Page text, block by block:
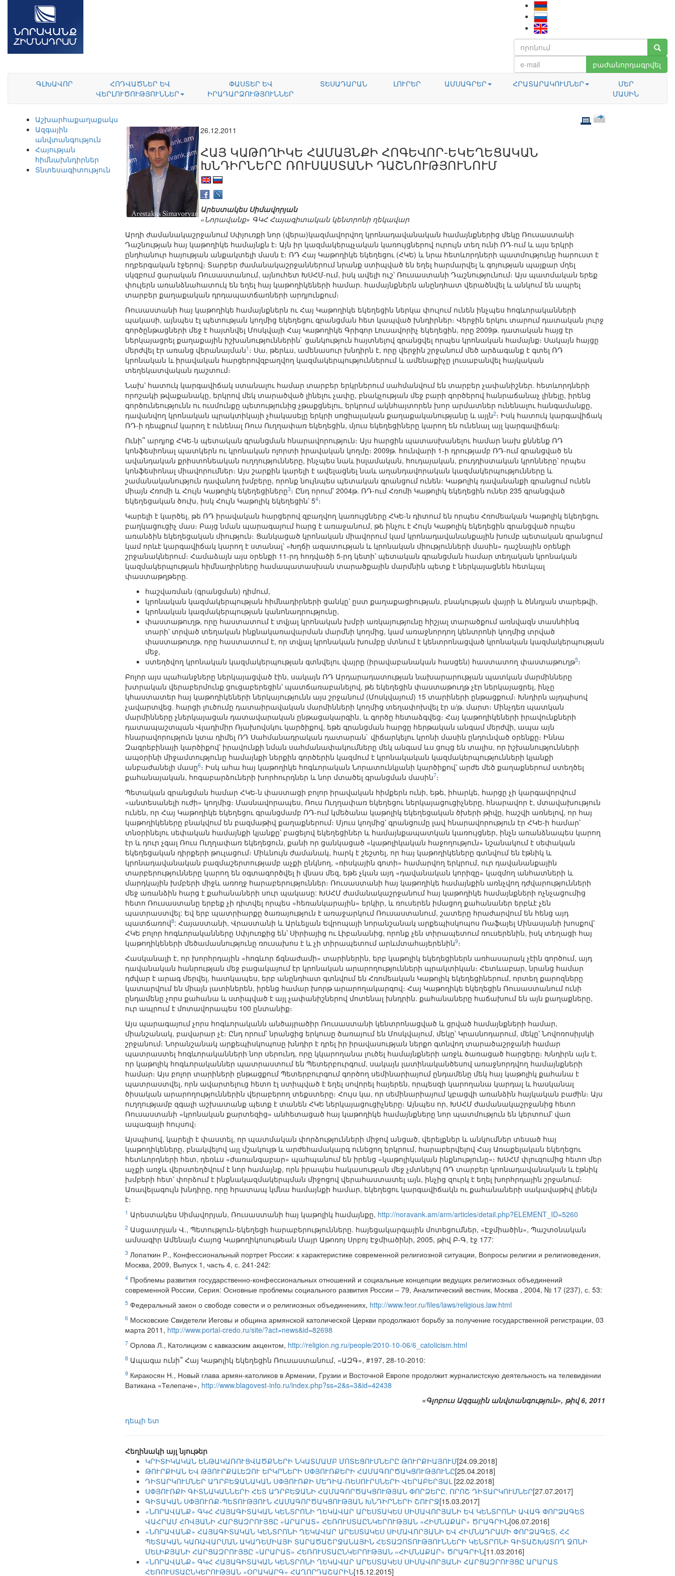
բաժանորդագրվել
ԳԼԽԱՎՈՐ
ՀՈԴՎԱԾՆԵՐ ԵՎ
ՎԵՐԼՈՒԾՈՒԹՅՈՒՆՆԵՐ
ՓԱՍՏԵՐ ԵՎ
ԻՐԱԴԱՐՁՈՒԹՅՈՒՆՆԵՐ
ՏԵՍԱԴԱՐԱՆ ԼՈՒՐԵՐ ԱՄՍԱԳՐԵՐ ՀՐԱՏԱՐԱԿՈՒՄՆԵՐ
ՄԵՐ
ՄԱՍԻՆ
Աշխարհաքաղաքականություն
Ազգային
անվտանգություն
Հայության
հիմնախնդիրներ
Տնտեսագիտություն
26.12.2011
ՀԱՅ ԿԱԹՈՂԻԿԵ ՀԱՄԱՅՆՔԻ ՀՈԳԵՎՈՐ-ԵԿԵՂԵՑԱԿԱՆ
ԽՆԴԻՐՆԵՐԸ ՌՈՒՍԱՍՏԱՆԻ ԴԱՇՆՈՒԹՅՈՒՆՈՒՄ
Արեստակես Սիմավորյան
«Նորավանք» ԳԿՀ Հայագիտական կենտրոնի ղեկավար
Արդի ժամանակաշրջանում Սփյուռքի նոր (վերա)կազմավորվող կրոնադավանական համայնքներից մեկը Ռուսաստանի
Դաշնության հայ կաթողիկե համայնքն է։ Այն իր կազմակերպչական կառույցներով ուրույն տեղ ունի ՌԴ-ում և այս երկրի
ընդհանուր հայության անքակտելի մասն է։ ՌԴ Հայ Կաթողիկե եկեղեցու (ՀԿԵ) և նրա հետևորդների պատմությունը հարուստ է
ողբերգական էջերով։ Տարբեր ժամանակաշրջաններում նրանք ստիպված են եղել հարմարվել և գոյության պայքար մղել
սկզբում ցարական Ռուսաստանում, այնուհետ ԽՍՀՄ-ում, իսկ ավելի ուշ՝ Ռուսաստանի Դաշնությունում։ Այս պատմական երեք
փուլերն առանձնահատուկ են եղել հայ կաթողիկեների համար. համայնքներն անընդհատ վերածնվել և անկում են ապրել
տարբեր քաղաքական դրդապատճառների արդյունքում։
Ռուսաստանի հայ կաթողիկե համայնքներն ու Հայ Կաթողիկե եկեղեցին ներկա փուլում ունեն ինչպես հոգևորականների
պակասի, այնպես էլ պետության կողմից եկեղեցու գրանցման հետ կապված խնդիրներ։ Վերջին երկու տարում դատական լուրջ
գործընթացների մեջ է հայտնվել Մոսկվայի Հայ Կաթողիկե Գրիգոր Լուսավորիչ եկեղեցին, որը 2009թ. դատական հայց էր
ներկայացրել քաղաքային իշխանություններին` ցանկություն հայտնելով գրանցվել որպես կրոնական համայնք։ Սակայն հայցը
մերժվել էր առանց վերանայման1 ։ Սա, թերևս, ամենասուր խնդիրն է, որը վերջին շրջանում մեծ արձագանք է գտել ՌԴ
կրոնական և իրավական հարցերովզբաղվող կազմակերպություններում և ամենաքիչը լուսաբանվել հայկական
տեղեկատվական դաշտում։
Նախ՝ հատուկ կարգավիճակ ստանալու համար տարբեր երկրներում սահմանվում են տարբեր չափանիշներ. հետևորդների
որոշակի թվաքանակը, երկրով մեկ տարածված լինելու չափը, բնակչության մեջ բարի գործերով հանրաճանաչ լինելը, իրենց
գործունեությունն ու ուսմունքը պետությունից չթաքցնելու, երկրում ակնհայտորեն խոր արմատներ ունենալու հանգամանքը,
դավանվող կրոնական պրակտիկայի չհակասելը երկրի սոցիալական քաղաքականությանը և այլն2։ Իսկ հատուկ կարգավիճակ
ՌԴ-ի դեպքում կարող է ունենալ Ռուս Ուղղափառ եկեղեցին, մյուս եկեղեցիները կարող են ունենալ այլ կարգավիճակ։
Ունի՞ արդյոք ՀԿԵ-ն պետական գրանցման հնարավորություն։ Այս հարցին պատասխանելու համար նախ քննենք ՌԴ
կոնֆեսիոնալ պատկերն ու կրոնական ոլորտի իրավական կողմը։ 2009թ. հունվարի 1-ի դրությամբ ՌԴ-ում գրանցված են
ավանդական քրիստոնեական ուղղությունները, ինչպես նաև իսլամական, հուդայական, բուդդիստական կրոնները՝ որպես
կոնֆեսիոնալ միավորումներ։ Այս շարքին կարելի է ավելացնել նաև աղանդավորական կազմակերպությունները և
շամանականություն դավանող խմբերը, որոնք նույնպես պետական գրանցում ունեն։ Կաթոլիկ դավանանքի գրանցում ունեն
միայն Հռոմի և Հույն Կաթոլիկ եկեղեցիները3։ Ընդ որում՝ 2004թ. ՌԴ-ում Հռոմի Կաթոլիկ եկեղեցին ուներ 235 գրանցված
եկեղեցական ծուխ, իսկ Հույն Կաթոլիկ եկեղեցին՝ 54։
Կարելի է կարծել, թե ՌԴ իրավական հարցերով զբաղվող կառույցները ՀԿԵ-ն դիտում են որպես Հռոմեական Կաթոլիկ եկեղեցու
բաղկացուցիչ մաս։ Բայց նման պարագայում հարց է առաջանում, թե ինչու է Հույն Կաթոլիկ եկեղեցին գրանցված որպես
առանձին եկեղեցական միություն։ Ցանկացած կրոնական միավորում կամ կրոնադավանանքային խումբ պետական գրանցում
կամ որևէ կարգավիճակ կարող է ստանալ՝ «Խղճի ազատության և կրոնական միությունների մասին» դաշնային օրենքի
շրջանակներում։ Համաձայն այս օրենքի 11-րդ հոդվածի 5-րդ կետի՝ պետական գրանցման համար տեղական կրոնական
կազմակերպության հիմնադիրները համապատասխան տարածքային մարմնին պետք է ներկայացնեն հետևյալ
փաստաթղթերը.
հաշվառման (գրանցման) դիմում,
կրոնական կազմակերպության հիմնադիրների ցանկը՝ ըստ քաղաքացիության, բնակության վայրի և ծննդյան տարեթվի,
կրոնական կազմակերպության կանոնադրությունը,
փաստաթուղթ, որը հաստատում է տվյալ կրոնական խմբի առկայությունը հիշյալ տարածքում առնվազն տասնհինգ
տարի՝ տրված տեղական ինքնակառավարման մարմնի կողմից, կամ առաջնորդող կենտրոնի կողմից տրված
փաստաթուղթ, որը հաստատում է, որ տվյալ կրոնական խումբը մտնում է կենտրոնացված կրոնական կազմակերպության
մեջ,
ստեղծվող կրոնական կազմակերպության գտնվելու վայրը (իրավաբանական հասցեն) հաստատող փաստաթուղթ5։
Բոլոր այս պահանջները ներկայացված էին, սակայն ՌԴ Արդարադատության նախարարության պատկան մարմինները
խտրական վերաբերմունք ցուցաբերեցին՝ պատճառաբանելով, թե եկեղեցին փաստաթուղթ չէր ներկայացրել, ինչը
կհաստատեր հայ կաթողիկեների ներկայությունն այս շրջանում (Մոսկվայում) 15 տարիների ընթացքում։ Խնդիրն այդպիսով
չավարտվեց. հարցի լուծումը դատաիրավական մարմինների կողմից տեղափոխվել էր ս/թ. մարտ։ Մինչդեռ պատկան
մարմինները չներկայացան դատավարական ընթացակարգին, և գործը հետաձգվեց։ Հայ կաթողիկեների իրավունքների
դատապաշտպան Վլադիմիր Ռյախովսկու կարծիքով, եթե գրանցման հարցը հերթական անգամ մերժվի, ապա այն
հնարավորություն կտա դիմել ՌԴ Սահմանադրական դատարան` վիճարկելու կրոնի մասին ընդունված օրենքը։ Իննա
Զագրեբինայի կարծիքով՝ իրավունքի նման սահմանափակումները մեկ անգամ ևս ցույց են տալիս, որ իշխանությունների
ապօրինի միջամտությունը համայնքի ներքին գործերին կազմում է կրոնակական կազմակերպությունների կյանքի
անբաժանելի մասը6։ Իսկ ահա հայ կաթողիկե հոգևորական Նորատունկյանի կարծիքով՝ արժե մեծ քաղաքներում ստեղծել
քահանայական, հոգաբարձուների խորհուրդներ և նոր մտածել գրանցման մասին7։
Պետական գրանցման համար ՀԿԵ-ն փաստացի բոլոր իրավական հիմքերն ունի, եթե, իհարկե, հարցը չի կարգավորվում
«անտեսանելի ուժի» կողմից։ Մասնավորապես, Ռուս Ուղղափառ եկեղեցու ներկայացուցիչները, հնարավոր է, մտավախություն
ունեն, որ Հայ Կաթողիկե եկեղեցու գրանցմամբ ՌԴ-ում կմեծանա կաթոլիկ եկեղեցական ծխերի թիվը, հաշվի առնելով, որ հայ
կաթողիկեները բնակվում են բազմաթիվ քաղաքներում։ Մյուս կողմից՝ գրանցումը լավ հնարավորություն էր ՀԿԵ-ի համար՝
տնօրինելու սեփական համայնքի կյանքը՝ բացելով եկեղեցիներ և համայնքապատկան կառույցներ, ինչն առանձնապես կարող
էր և դուր չգալ Ռուս Ուղղափառ եկեղեցուն, քանի որ ցանկացած «կաթոլիկական հաջողություն» նշանակում է սեփական
եկեղեցական դիրքերի թուլացում։ Միևնույն ժամանակ, հարկ է շեշտել, որ հայ կաթողիկեները գտնվում են էթնիկ և
կրոնադավանական բազմաշերտությամբ աչքի ընկնող, «ռիսկային գոտի» համարվող երկրում, ուր դավանանքային
տարբերությունները կարող են օգտագործվել ի վնաս մեզ, եթե չկան այդ «դավանական կորիզը» կազմող անհատների և
մարդկային խմբերի միջև առողջ հարաբերություններ։ Ռուսաստանի հայ կաթողիկե համայնքին առնչվող դժվարությունների
մեջ առանձին հարց է քահանաների սուր պակասը: ԽՍՀՄ ժամանակաշրջանում հայ կաթողիկե համայնքների ոչնչացումից
հետո Ռուսաստանը երբեք չի դիտվել որպես «հեռանկարային» երկիր, և ռուսերեն իմացող քահանաներ երբևէ չեն
պատրաստվել: Եվ երբ պատրիարքը ծառայություն է առաջարկում Ռուսաստանում, շատերը հրաժարվում են հենց այդ
պատճառով8: Հայաստանի, Վրաստանի և Արևելյան Եվրոպայի նորանշանակ արքեպիսկոպոս Ռաֆայել Մինասյանի խոսքով՝
ՀԿԵ բոլոր հոգևորականները Սփյուռքից են՝ Սիրիայից ու Լիբանանից, որոնք չեն տիրապետում ռուսերենին, իսկ տեղացի հայ
կաթողիկեների մեծամասնությունը ռուսախոս է և չի տիրապետում արևմտահայերենին9։
Հասկանալի է, որ խորհրդային «հոգևոր ճգնաժամի» տարիներին, երբ կաթոլիկ եկեղեցիներն առհասարակ չէին գործում, այդ
դավանական հանրության մեջ բացակայում էր կրոնական արարողությունների պրակտիկան։ Հետևաբար, նրանց համար
դժվար է արագ մերվել, հատկապես, երբ անընդհատ գտնվում են Հռոմեական Կաթոլիկ եկեղեցիներում, որտեղ քարոզները
կատարվում են միայն լատիներեն, իրենց համար խորթ արարողակարգով։ Հայ Կաթողիկե եկեղեցին Ռուսաստանում ունի
ընդամենը չորս քահանա և ստիպված է այլ չափանիշներով մոտենալ խնդրին. քահանաները հաճախում են այն քաղաքները,
ուր ապրում է մոտավորապես 100 ընտանիք։
Այս պարագայում չորս հոգևորականն անծայրածիր Ռուսաստանի կենտրոնացված և ցրված համայնքների համար,
միանշանակ, բավարար չէ։ Ընդ որում՝ նրանցից երկուսը ծառայում են Մոսկվայում, մեկը՝ Կրասնոդարում, մեկը՝ Նովոռոսիյսկի
շրջանում։ Նորանշանակ արքեպիսկոպոսը խնդիր է դրել իր իրավասության ներքո գտնվող տարածաշրջանի համար
պատրաստել հոգևորականների նոր սերունդ, որը կկարողանա լուծել համայնքների առջև ծառացած հարցերը։ Խնդիրն այն է,
որ կաթոլիկ հոգևորականներ պատրաստում են Պետերբուրգում, սակայն լատինականծեսով առաջնորդվող համայնքների
համար։ Այս բոլոր տարիների ընթացքում Պետերբուրգում գործող սեմինարիայում ընդամենը մեկ հայ կաթոլիկ քահանա է
պատրաստվել, որն ավարտելուց հետո էլ ստիպված է եղել սովորել հայերեն, որպեսզի կարողանա կարդալ և հասկանալ
ծիսական արարողություններին վերաբերող տեքստերը։ Հույս կա, որ սեմինարիայում կբացվի առանձին հայկական բաժին։ Այս
ուղղությամբ զգալի աշխատանք պետք է տանեն ՀԿԵ ներկայացուցիչները։ Այնպես որ, ԽՍՀՄ ժամանակաշրջանից հետո
Ռուսաստանի «կրոնական քարտեզից» անհետացած հայ կաթողիկե համայնքները նոր պատմություն են կերտում՝ վառ
ապագայի հույսով։
Այսպիսով, կարելի է փաստել, որ պատմական փորձությունների միջով անցած, վերելքներ և անկումներ տեսած հայ
կաթողիկեները, բնակվելով այլ մշակույթ և արժեհամակարգ ունեցող երկրում, հարաբերվելով Հայ Առաքելական եկեղեցու
հետևորդների հետ, դեռևս «ժառանգաբար» պահպանում են իրենց «կաթոլիկական ինքնությունը»։ ԽՍՀՄ փլուզումից հետո մեր
աչքի առջև վերստեղծվում է նոր համայնք, որն իրապես հակասության մեջ չմտնելով ՌԴ տարբեր կրոնադավանական և էթնիկ
խմբերի հետ՝ փորձում է ինքնակազմակերպման միջոցով վերահաստատել այն, ինչից զուրկ է եղել խորհրդային շրջանում։
Առավելագույն խնդիրը, որը հրատապ կմնա համայնքի համար, եկեղեցու կարգավիճակն ու քահանաների սակավաթիվ լինելն
է։
1 Արեստակես Սիմավորյան, Ռուսաստանի հայ կաթոլիկ համայնքը, http://noravank.am/arm/articles/detail.php?ELEMENT_ID=5260
2 Ասցատրյան Վ., Պետություն-եկեղեցի հարաբերությունները. հայեցակարգային մոտեցումներ, «Էջմիածին», Պաշտօնական
ամսագիր Ամենայն Հայոց Կաթողիկոսութեան Մայր Աթոռոյ Սրբոյ Էջմիածինի, 2005, թիվ Բ-Գ, էջ 177:
3 Лопаткин Р., Конфессиональный портрет России: к характеристике современной религиозной ситуации, Вопросы религии и религиоведения,
Москва, 2009, Выпуск 1, часть 4, с. 241-242:
4 Проблемы развития государственно-конфессиональных отношений и социальные концепции ведущих религиозных объединений
современной России, Серия: Основные проблемы социального развития России – 79, Аналитический вестник, Москва , 2004, № 17 (237), с. 53:
5 Федеральный закон о свободе совести и о религиозных объединениях, http://www.feor.ru/files/laws/religious.law.html
6 Московские Свидетели Иеговы и община армянской католической Церкви продолжают борьбу за получение государственной регистрации, 03
марта 2011, http://www.portal-credo.ru/site/?act=news&id=82698
7 Орлова Л., Католицизм с кавказским акцентом, http://religion.ng.ru/people/2010-10-06/6_catolicism.html
8 Ապագա ունի՞ Հայ Կաթոլիկ եկեղեցին Ռուսաստանում, «ԱԶԳ», #197, 28-10-2010:
9 Киракосян Н., Новый глава армян-католиков в Армении, Грузии и Восточной Европе продолжит журналистскую деятельность на телевидении
Ватикана «Телепаче», http://www.blagovest-info.ru/index.php?ss=2&s=3&id=42438
«Գլոբուս Ազգային անվտանգություն», թիվ 6, 2011
դեպի ետ
Հեղինակի այլ նյութեր
ԿՐԻՏԻԿԱԿԱՆ ԵՆԹԱԿԱՌՈՒՑՎԱԾՔՆԵՐԻ ՆԿԱՏՄԱՄԲ ՄՈՏԵՑՈՒՄՆԵՐԸ ԹՈՒՐՔԻԱՅՈՒՄ[24.09.2018]
ԹՈՒՐՔԻԱՆ ԵՎ ԹՅՈՒՐՔԱԼԵԶՈՒ ԵՐԿՐՆԵՐԻ ՍՓՅՈՒՌՔԵՐԻ ՀԱՄԱԳՈՐԾԱԿՑՈՒԹՅՈՒՆԸ[25.04.2018]
ԴԻՏԱՐԿՈՒՄՆԵՐ ԱԴՐԲԵՋԱՆԱԿԱՆ ՍՓՅՈՒՌՔԻ ՄԵԴԻԱ-ՌԵՍՈՒՐՍՆԵՐԻ ՎԵՐԱԲԵՐՅԱԼ [22.02.2018]
ՍՓՅՈՒՌՔԻ ԳԻՏՆԱԿԱՆՆԵՐԻ ՀԵՏ ԱԴՐԲԵՋԱՆԻ ՀԱՄԱԳՈՐԾԱԿՑՈՒԹՅԱՆ ՓՈՐՁԵՐԸ. ՈՐՈՇ ԴԻՏԱՐԿՈՒՄՆԵՐ[27.07.2017]
ԳԻՏԱԿԱՆ ՍՓՅՈՒՌՔ-ՊԵՏՈՒԹՅՈՒՆ ՀԱՄԱԳՈՐԾԱԿՑՈՒԹՅԱՆ ԽՆԴԻՐՆԵՐԻ ՇՈՒՐՋ[15.03.2017]
«ՆՈՐԱՎԱՆՔ» ԳԿՀ ՀԱՅԱԳԻՏԱԿԱՆ ԿԵՆՏՐՈՆԻ ՂԵԿԱՎԱՐ ԱՐԵՍՏԱԿԵՍ ՍԻՄԱՎՈՐՅԱՆԻ ԵՎ ԿԵՆՏՐՈՆԻ ԱՎԱԳ ՓՈՐՁԱԳԵՏ
ՎԱՀՐԱՄ ՀՈՎՅԱՆԻ ՀԱՐՑԱԶՐՈՒՅՑԸ «ԱՐԱՐԱՏ» ՀԵՌՈՒՍՏԱԸՆԿԵՐՈՒԹՅԱՆ «ՀԻՄՆԱՔԱՐ» ԾՐԱԳՐԻՆ[06.07.2016]
«ՆՈՐԱՎԱՆՔ» ՀԱՅԱԳԻՏԱԿԱՆ ԿԵՆՏՐՈՆԻ ՂԵԿԱՎԱՐ ԱՐԵՍՏԱԿԵՍ ՍԻՄԱՎՈՐՅԱՆԻ ԵՎ ՀԻՄՆԱԴՐԱՄԻ ՓՈՐՁԱԳԵՏ, ՀՀ
ՊԵՏԱԿԱՆ ԿԱՌԱՎԱՐՄԱՆ ԱԿԱԴԵՄԻԱՅԻ ՏԱՐԱԾԱՇՐՋԱՆԱՅԻՆ ՀԵՏԱԶՈՏՈՒԹՅՈՒՆՆԵՐԻ ԿԵՆՏՐՈՆԻ ԳԻՏԱՇԽԱՏՈՂ ՋՈՆԻ
ՄԵԼԻՔՅԱՆԻ ՀԱՐՑԱԶՐՈՒՅՑԸ «ԱՐԱՐԱՏ» ՀԵՌՈՒՍՏԱԸՆԿԵՐՈՒԹՅԱՆ «ՀԻՄՆԱՔԱՐ» ԾՐԱԳՐԻՆ[11.03.2016]
«ՆՈՐԱՎԱՆՔ» ԳԿՀ ՀԱՅԱԳԻՏԱԿԱՆ ԿԵՆՏՐՈՆԻ ՂԵԿԱՎԱՐ ԱՐԵՍՏԱԿԵՍ ՍԻՄԱՎՈՐՅԱՆԻ ՀԱՐՑԱԶՐՈՒՅՑԸ ԱՐԱՐԱՏ
ՀԵՌՈՒՍՏԱԸՆԿԵՐՈՒԹՅԱՆ «ՕՐԱԿԱՐԳ» ՀԱՂՈՐԴԱՇԱՐԻՆ[15.12.2015]